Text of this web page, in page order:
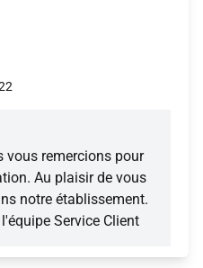
vous remercions pour
Au plaisir de vous
notre établissement.
Service Client